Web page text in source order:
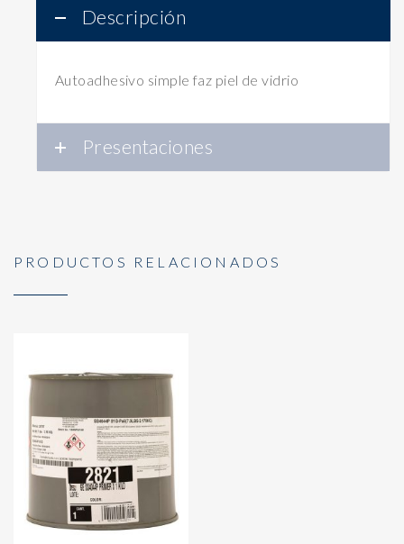
Descripción
Autoadhesivo simple faz piel de vidrio
Presentaciones
PRODUCTOS RELACIONADOS